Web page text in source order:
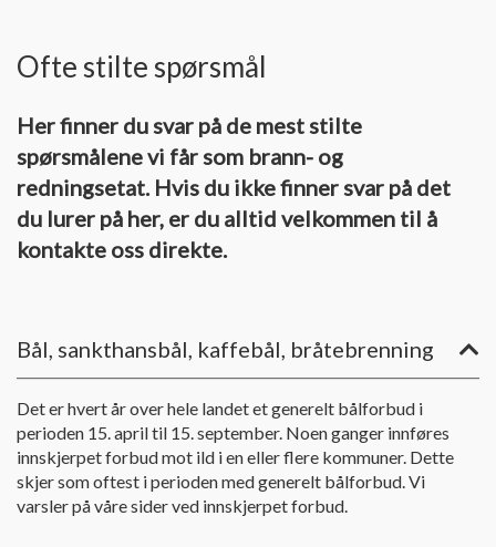
Ofte stilte spørsmål
Her finner du svar på de mest stilte
spørsmålene vi får som brann- og
redningsetat. Hvis du ikke finner svar på det
du lurer på her, er du alltid velkommen til å
kontakte oss direkte.
Bål, sankthansbål, kaffebål, bråtebrenning
Det er hvert år over hele landet et generelt bålforbud i
perioden 15. april til 15. september. Noen ganger innføres
innskjerpet forbud mot ild i en eller flere kommuner. Dette
skjer som oftest i perioden med generelt bålforbud. Vi
varsler på våre sider ved innskjerpet forbud.